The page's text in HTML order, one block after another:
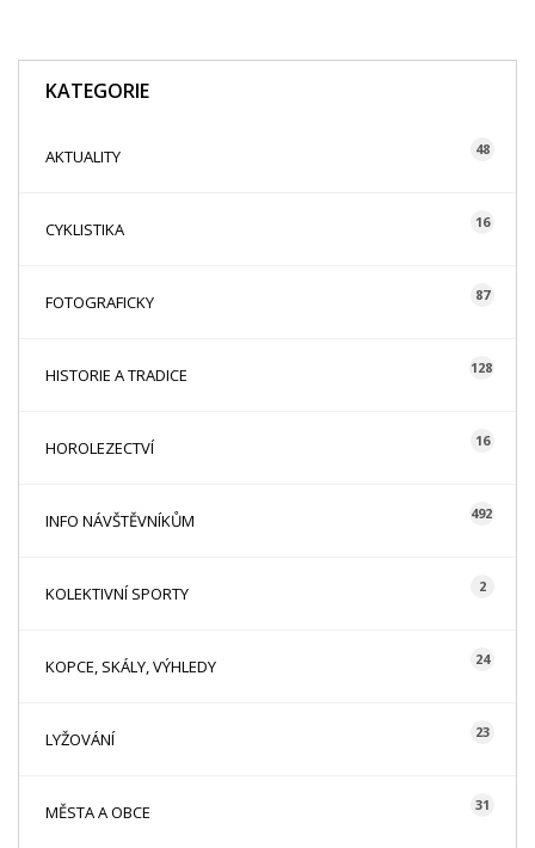
KATEGORIE
AKTUALITY 48
CYKLISTIKA 16
FOTOGRAFICKY 87
HISTORIE A TRADICE 128
HOROLEZECTVÍ 16
INFO NÁVŠTĚVNÍKŮM 492
KOLEKTIVNÍ SPORTY 2
KOPCE, SKÁLY, VÝHLEDY 24
LYŽOVÁNÍ 23
MĚSTA A OBCE 31